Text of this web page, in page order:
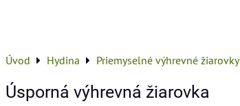
Úvod Hydina Priemyselné výhrevné žiarovky
Úsporná výhrevná žiarovka